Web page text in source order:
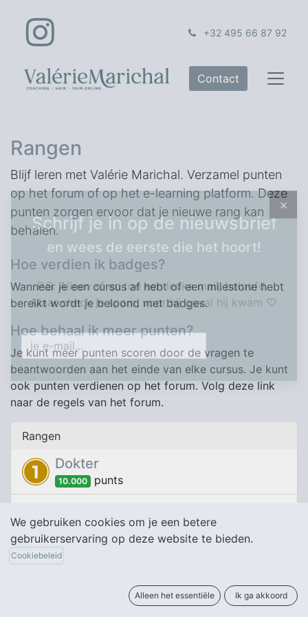
+32 495 66 87 92
Contact
Rangen
Blijf leren met Valérie Marichal. Verzamel punten
op het forum of op het e-learning platform. Deze
punten zorgen ervoor dat je nieuwe rang kan
behalen.
Hoe verdien ik badges?
Wanneer je een cursus af hebt of een milestone hebt
bereikt wordt je beloond met badges.
Hoe behaal ik meer punten?
Je kunt meer punten scoren door de vragen te
beantwoorden aan het einde van elke cursus. Je kunt
ook punten verdienen op het forum. Volg deze link
naar de regels van het forum.
Rangen
Dokter
10.000 punts
2.000 punts
Bachelor
×
Schrijf je in op de nieuwsbrief
en wees de eerste die het hoort!
P.S. Alleen af en toe een leuke mail, beloofd.
We gebruiken cookies om je een betere
gebruikerservaring op deze website te bieden.
Cookiebeleid
Alleen het essentiële Ik ga akkoord